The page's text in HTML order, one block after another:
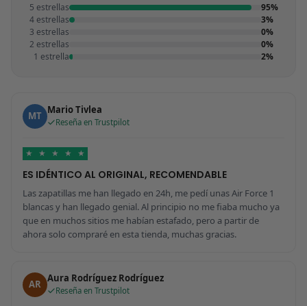
5 estrellas
95%
4 estrellas
3%
3 estrellas
0%
2 estrellas
0%
1 estrella
2%
MT Mario Tivlea
Reseña en Trustpilot
★ ★ ★ ★ ★
ES IDÉNTICO AL ORIGINAL, RECOMENDABLE
Las zapatillas me han llegado en 24h, me pedí unas Air Force 1
blancas y han llegado genial. Al principio no me fiaba mucho ya
que en muchos sitios me habían estafado, pero a partir de
ahora solo compraré en esta tienda, muchas gracias.
AR Aura Rodríguez Rodríguez
Reseña en Trustpilot